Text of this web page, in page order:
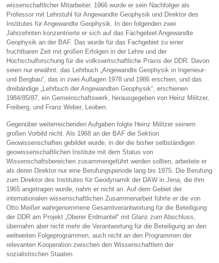
wissenschaftlicher Mitarbeiter. 1966 wurde er sein Nachfolger als
Professor mit Lehrstuhl für Angewandte Geophysik und Direktor des
Institutes für Angewandte Geophysik. In den folgenden zwei
Jahrzehnten konzentrierte er sich auf das Fachgebiet Angewandte
Geophysik an der BAF. Das wurde für das Fachgebiet zu einer
fruchtbaren Zeit mit großen Erfolgen in der Lehre und der
Hochschulforschung für die volkswirtschaftliche Praxis der DDR. Davon
seien nur erwähnt: das Lehrbuch „Angewandte Geophysik in Ingenieur-
und Bergbau“, das in zwei Auflagen 1978 und 1986 erschien, und das
dreibändige „Lehrbuch der Angewandten Geophysik“, erschienen
1984/85/87, ein Gemeinschaftswerk, herausgegeben von Heinz Militzer,
Freiberg, und Franz Weber, Leoben.
Gegenüber weiterreichenden Aufgaben folgte Heinz Militzer seinem
großen Vorbild nicht. Als 1968 an der BAF die Sektion
Geowissenschaften gebildet wurde, in der die bisher selbständigen
geowissenschaftlichen Institute mit dem Status von
Wissenschaftsbereichen zusammengeführt werden sollten, arbeitete er
als deren Direktor nur eine Berufungsperiode lang bis 1975. Die Berufung
zum Direktor des Institutes für Geodynamik der DAW in Jena, die ihm
1965 angetragen wurde, nahm er nicht an. Auf dem Gebiet der
internationalen wissenschaftlichen Zusammenarbeit führte er die von
Otto Meißer wahrgenommene Gesamtverantwortung für die Beteiligung
der DDR am Projekt „Oberer Erdmantel“ mit Glanz zum Abschluss,
übernahm aber nicht mehr die Verantwortung für die Beteiligung an den
weltweiten Folgeprogrammen, auch nicht an den Programmen der
relevanten Kooperation zwischen den Wissenschaftlern der
sozialistischen Staaten.